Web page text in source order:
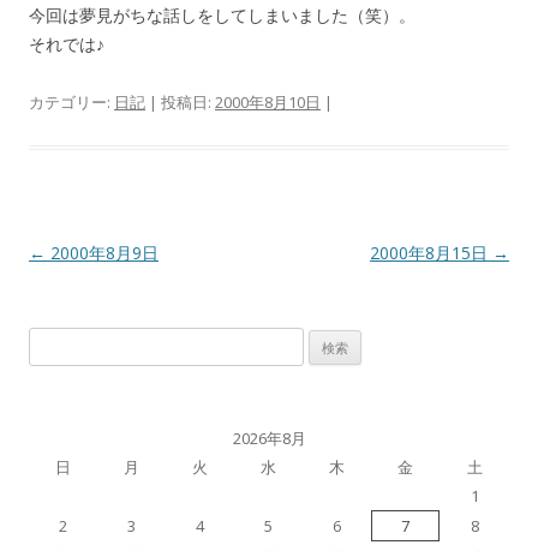
今回は夢見がちな話しをしてしまいました（笑）。
それでは♪
カテゴリー: 日記 | 投稿日: 2000年8月10日 |
投
← 2000年8月9日 2000年8月15日 →
索:
2026年8月
日
月 火 水 木 金
土
1
2
3 4 5 6 7
8